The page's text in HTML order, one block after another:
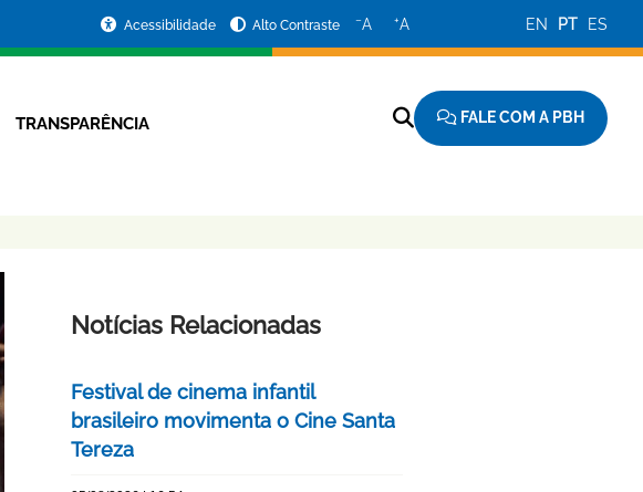
Acessibilidade Alto Contraste −A +A EN PT ES
TRANSPARÊNCIA FALE COM A PBH
Notícias Relacionadas
Festival de cinema infantil
brasileiro movimenta o Cine Santa
Tereza